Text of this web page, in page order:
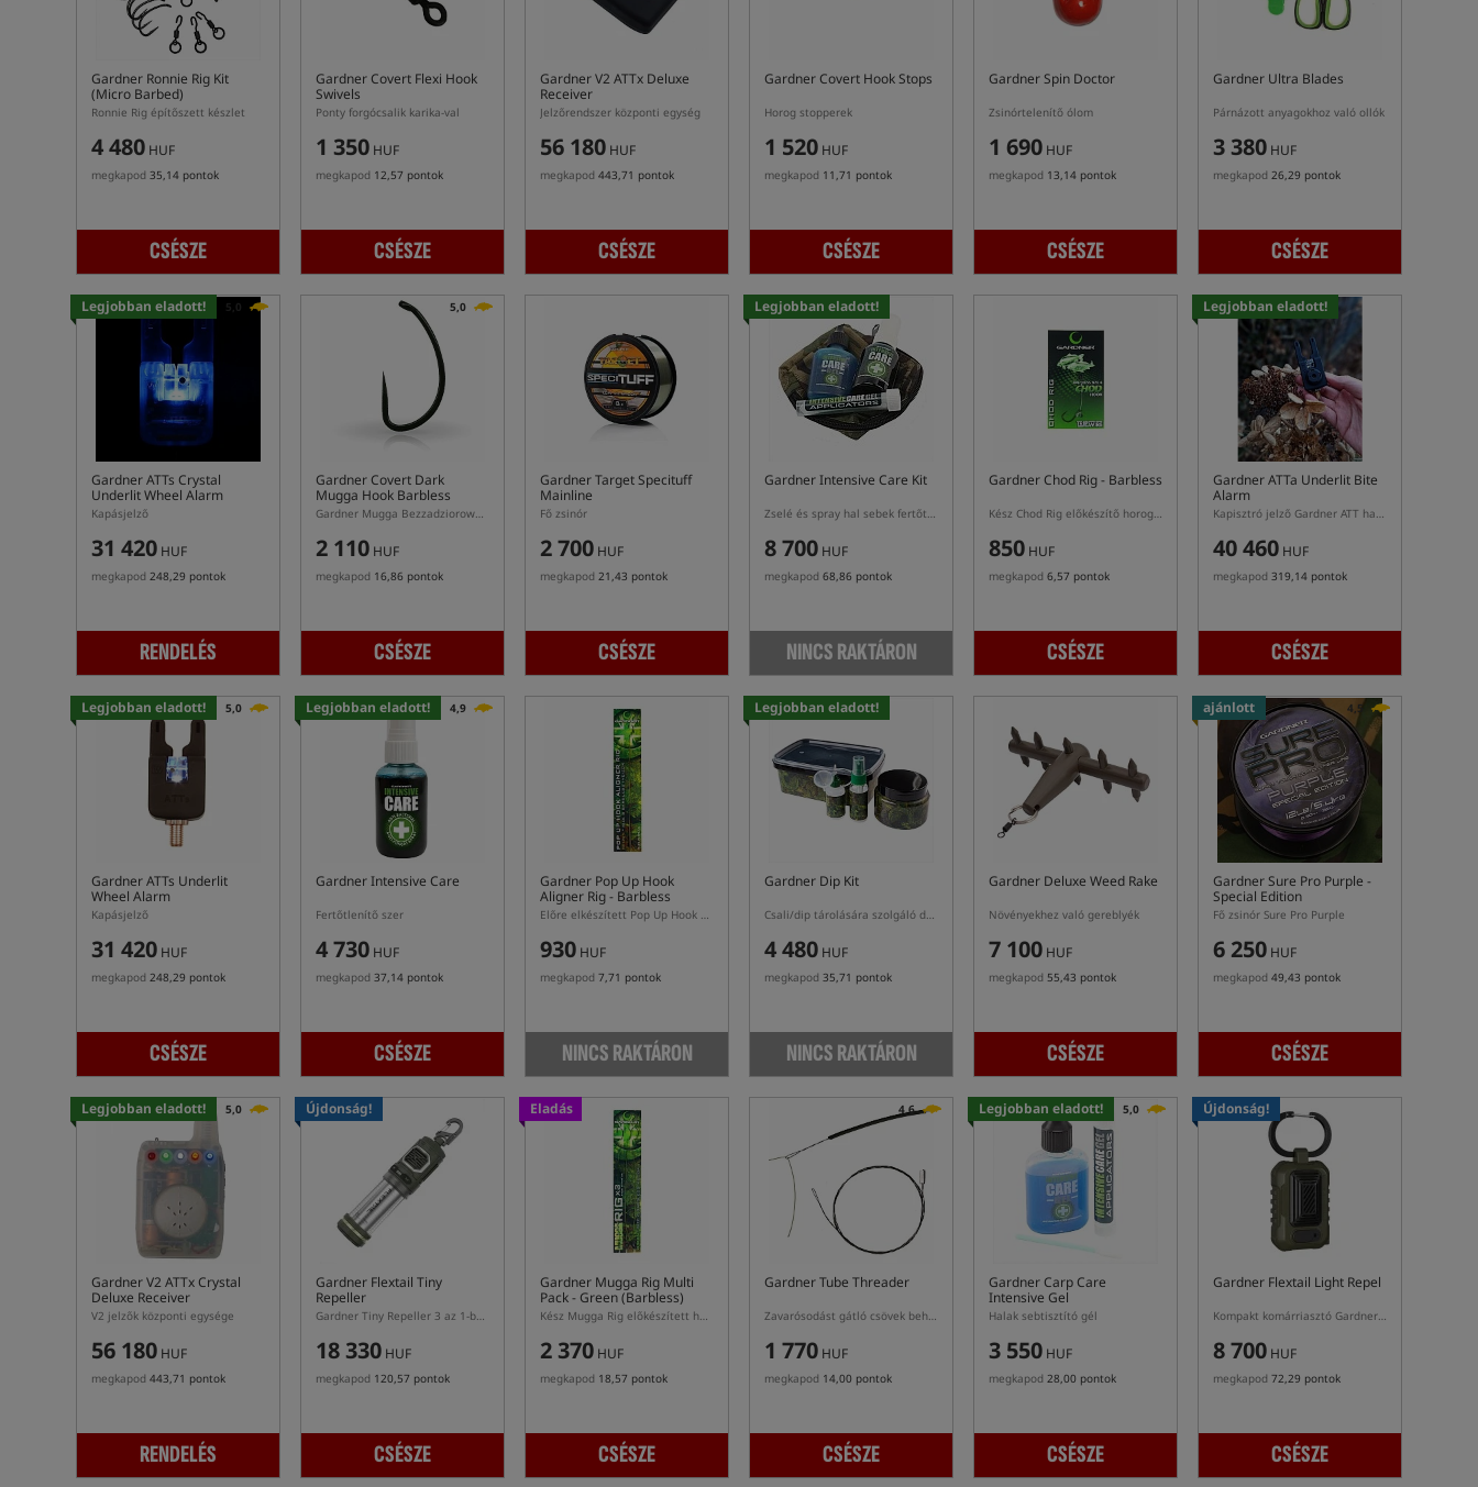
Gardner Ronnie Rig Kit
(Micro Barbed)
Ronnie Rig építőszett készlet
4 480 HUF
megkapod 35,14 pontok
CSÉSZE
Gardner Covert Flexi Hook
Swivels
Ponty forgócsalik karika-val
1 350 HUF
megkapod 12,57 pontok
CSÉSZE
Gardner V2 ATTx Deluxe
Receiver
Jelzőrendszer központi egység
56 180 HUF
megkapod 443,71 pontok
CSÉSZE
Gardner Covert Hook Stops
Horog stopperek
1 520 HUF
megkapod 11,71 pontok
CSÉSZE
Gardner Spin Doctor
Zsinórtelenítő ólom
1 690 HUF
megkapod 13,14 pontok
CSÉSZE
Gardner Ultra Blades
Párnázott anyagokhoz való ollók
3 380 HUF
megkapod 26,29 pontok
CSÉSZE
Legjobban eladott! 5,0
Gardner ATTs Crystal
Underlit Wheel Alarm
Kapásjelző
31 420 HUF
megkapod 248,29 pontok
RENDELÉS
5,0
Gardner Covert Dark
Mugga Hook Barbless
Gardner Mugga Bezzadziorowe Horogok
2 110 HUF
megkapod 16,86 pontok
CSÉSZE
Gardner Target Specituff
Mainline
Fő zsinór
2 700 HUF
megkapod 21,43 pontok
CSÉSZE
Legjobban eladott!
Gardner Intensive Care Kit
Zselé és spray hal sebek fertőtlenítésére
8 700 HUF
megkapod 68,86 pontok
NINCS RAKTÁRON
Gardner Chod Rig - Barbless
Kész Chod Rig előkészítő horoggal, ami barbármentes
850 HUF
megkapod 6,57 pontok
CSÉSZE
Legjobban eladott!
Gardner ATTa Underlit Bite
Alarm
Kapisztró jelző Gardner ATT hangszóróval
40 460 HUF
megkapod 319,14 pontok
CSÉSZE
Legjobban eladott! 5,0
Gardner ATTs Underlit
Wheel Alarm
Kapásjelző
31 420 HUF
megkapod 248,29 pontok
CSÉSZE
Legjobban eladott! 4,9
Gardner Intensive Care
Fertőtlenítő szer
4 730 HUF
megkapod 37,14 pontok
CSÉSZE
Gardner Pop Up Hook
Aligner Rig - Barbless
Előre elkészített Pop Up Hook Aligner Rig pontyozó előke szakáll nélküli horoggal
930 HUF
megkapod 7,71 pontok
NINCS RAKTÁRON
Legjobban eladott!
Gardner Dip Kit
Csali/dip tárolására szolgáló doboz és üveg készlet
4 480 HUF
megkapod 35,71 pontok
NINCS RAKTÁRON
Gardner Deluxe Weed Rake
Növényekhez való gereblyék
7 100 HUF
megkapod 55,43 pontok
CSÉSZE
ajánlott 4,5
Gardner Sure Pro Purple -
Special Edition
Fő zsinór Sure Pro Purple
6 250 HUF
megkapod 49,43 pontok
CSÉSZE
Legjobban eladott! 5,0
Gardner V2 ATTx Crystal
Deluxe Receiver
V2 jelzők központi egysége
56 180 HUF
megkapod 443,71 pontok
RENDELÉS
Újdonság!
Gardner Flextail Tiny
Repeller
Gardner Tiny Repeller 3 az 1-ben szúnyogriasztó
18 330 HUF
megkapod 120,57 pontok
CSÉSZE
Eladás
Gardner Mugga Rig Multi
Pack - Green (Barbless)
Kész Mugga Rig előkészített horogszett szúrásmentes horoggal
2 370 HUF
megkapod 18,57 pontok
CSÉSZE
4,6
Gardner Tube Threader
Zavarósodást gátló csövek behúzója
1 770 HUF
megkapod 14,00 pontok
CSÉSZE
Legjobban eladott! 5,0
Gardner Carp Care
Intensive Gel
Halak sebtisztító gél
3 550 HUF
megkapod 28,00 pontok
CSÉSZE
Újdonság!
Gardner Flextail Light Repel
Kompakt komárriasztó Gardner Light Repel
8 700 HUF
megkapod 72,29 pontok
CSÉSZE